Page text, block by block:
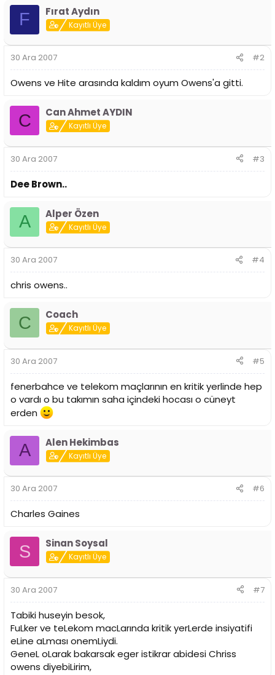
F Fırat Aydın
Kayıtlı Üye
30 Ara 2007 #2
Owens ve Hite arasında kaldım oyum Owens'a gitti.
C Can Ahmet AYDIN
Kayıtlı Üye
30 Ara 2007 #3
Dee Brown..
A Alper Özen
Kayıtlı Üye
30 Ara 2007 #4
chris owens..
C Coach
Kayıtlı Üye
30 Ara 2007 #5
fenerbahce ve telekom maçlarının en kritik yerlinde hep
o vardı o bu takımın saha içindeki hocası o cüneyt
erden
A Alen Hekimbas
Kayıtlı Üye
30 Ara 2007 #6
Charles Gaines
S Sinan Soysal
Kayıtlı Üye
30 Ara 2007 #7
Tabiki huseyin besok,
FuLker ve teLekom macLarında kritik yerLerde insiyatifi
eLine aLması onemLiydi.
GeneL oLarak bakarsak eger istikrar abidesi Chriss
owens diyebiLirim,